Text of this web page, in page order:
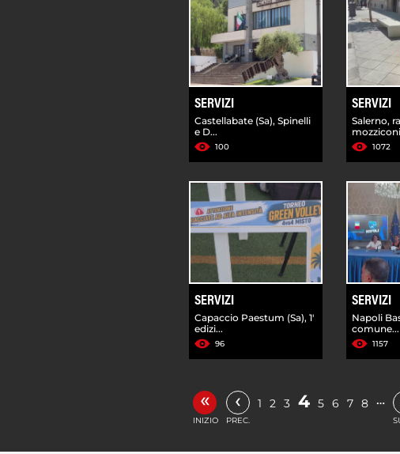
SERVIZI
Castellabate (Sa), Spinelli
e D...
100
SERVIZI
Salerno,
1072
SERVIZI
Capaccio Paestum (Sa), 1'
edizi...
96
SERVIZI
Napoli
comune...
1157
«
INIZIO
‹
PREC.
1 2 3 4 5 6 7 8 …